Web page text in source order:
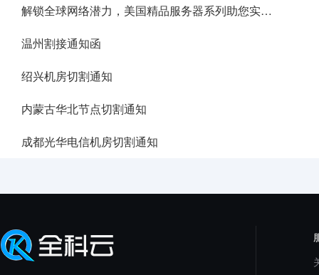
解锁全球网络潜力，美国精品服务器系列助您实现业务目标
温州割接通知函
绍兴机房切割通知
内蒙古华北节点切割通知
成都光华电信机房切割通知